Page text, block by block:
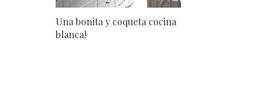
Una bonita y coqueta cocina
blanca!